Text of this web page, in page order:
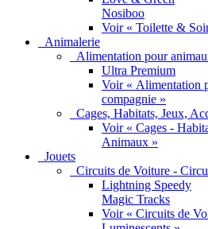
Nosiboo
Voir « Toilette &
Animalerie
Alimentation pour
Ultra Premium
Voir « Alimentation
compagnie »
Cages, Habitats, Jeux,
Voir « Cages -
Animaux »
Jouets
Circuits de Voiture -
Lightning Speedy
Magic Tracks
Voir « Circuits de